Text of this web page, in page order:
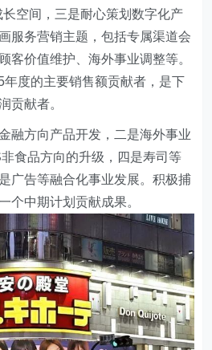
空间，三是耐心策划数字化产
服务营销主题，包括专属渠道会
客价值维护、海外事业调整等。
年度的主要销售额贡献者，是下
贡献者。
融方向产品开发，二是海外事业
食品方向的升级，四是寿司等
广告等融合化事业发展。积极捕
个中期计划贡献成果。